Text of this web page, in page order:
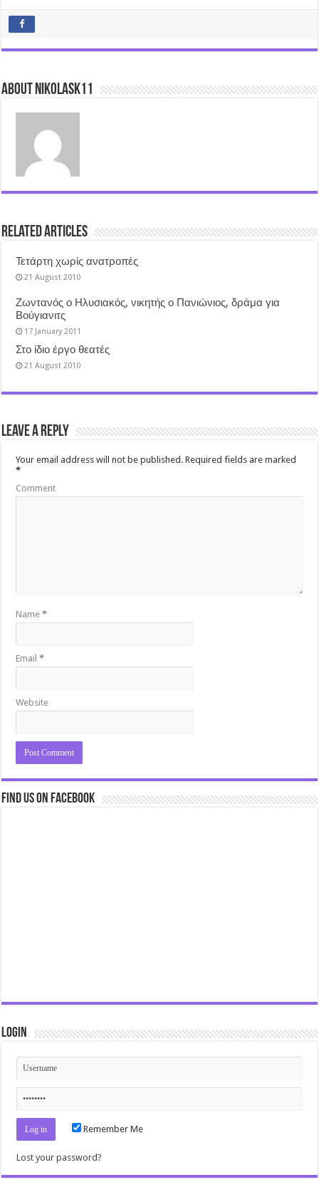
About nikolask11
Related Articles
Τετάρτη χωρίς ανατροπές
21 August 2010
Ζωντανός ο Ηλυσιακός, νικητής ο Πανιώνιος, δράμα για
Βούγιανιτς
17 January 2011
Στο ίδιο έργο θεατές
21 August 2010
Leave a Reply
Your email address will not be published. Required fields are marked
*
Comment
Name*
Email*
Website
Find us on Facebook
Login
Remember Me
Lost your password?